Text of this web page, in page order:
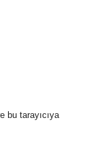
bu tarayıcıya